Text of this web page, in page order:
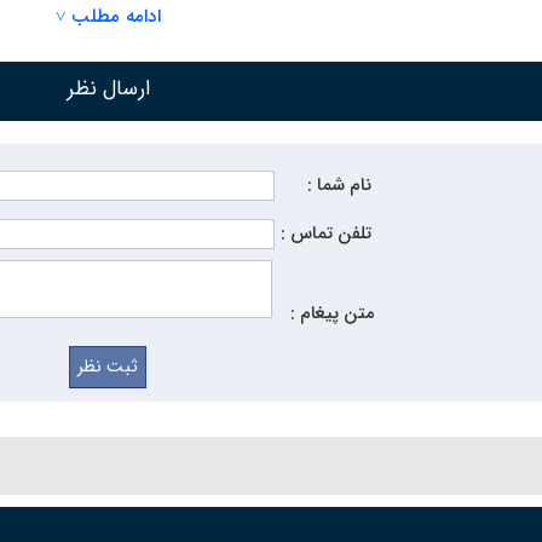
منابع و با تجربهمانند فروشگاه مرکز
متناسب با نیاز پروژه بررسی کنید.
موارد، می‌توانید شیرآلات صنعتی مناسب را با بهترین قیمت
یکی از اجزای کلیدی در سیستم‌های انتقال و کنترل سیالات هستند
ادامه مطلب ˅
ارسال نظر
نام شما :
تلفن تماس :
متن پیغام :